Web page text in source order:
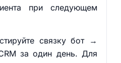
при следующем
связку бот →
за один день. Для